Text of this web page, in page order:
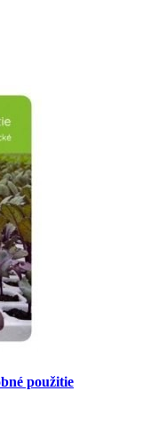
použitie